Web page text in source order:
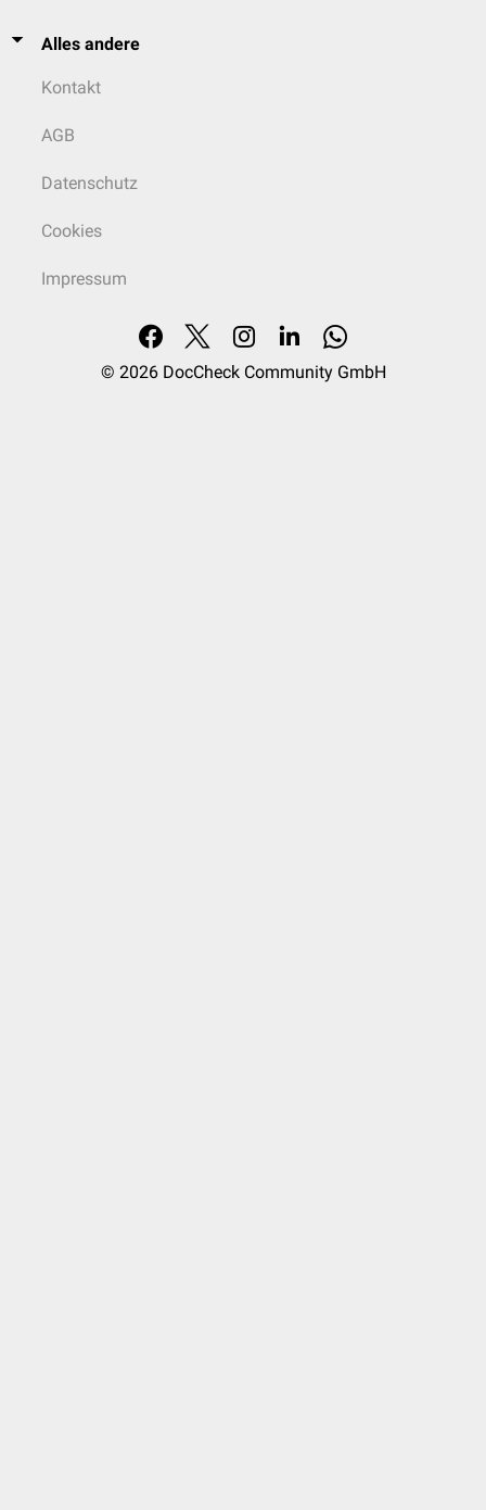
Alles andere
Kontakt
AGB
Datenschutz
Cookies
Impressum
© 2026 DocCheck Community GmbH